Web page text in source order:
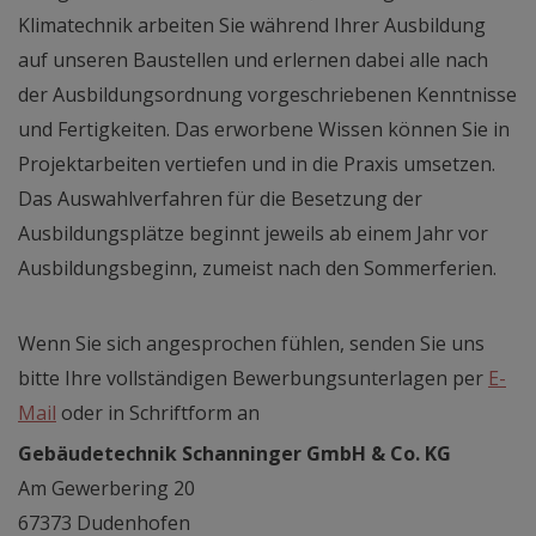
Klimatechnik arbeiten Sie während Ihrer Ausbildung
auf unseren Baustellen und erlernen dabei alle nach
der Ausbildungsordnung vorgeschriebenen Kenntnisse
und Fertigkeiten. Das erworbene Wissen können Sie in
Projektarbeiten vertiefen und in die Praxis umsetzen.
Das Auswahlverfahren für die Besetzung der
Ausbildungsplätze beginnt jeweils ab einem Jahr vor
Ausbildungsbeginn, zumeist nach den Sommerferien.
Wenn Sie sich angesprochen fühlen, senden Sie uns
bitte Ihre vollständigen Bewerbungsunterlagen per E-
Mail oder in Schriftform an
Gebäudetechnik Schanninger GmbH & Co. KG
Am Gewerbering 20
67373 Dudenhofen